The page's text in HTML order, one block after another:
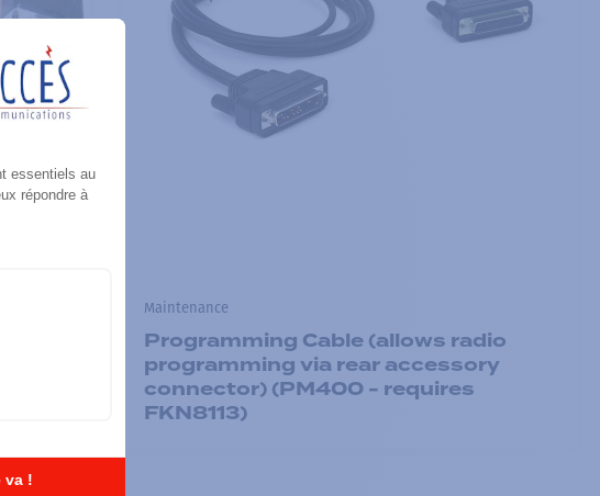
Maintenance
Programming Cable (allows radio
programming via rear accessory
connector) (PM400 - requires
FKN8113)